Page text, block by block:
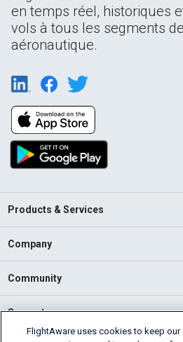
en temps réel, historiques
vols à tous les segments
aéronautique.
Products & Services
Company
Community
Support
FlightAware uses cookies to keep our